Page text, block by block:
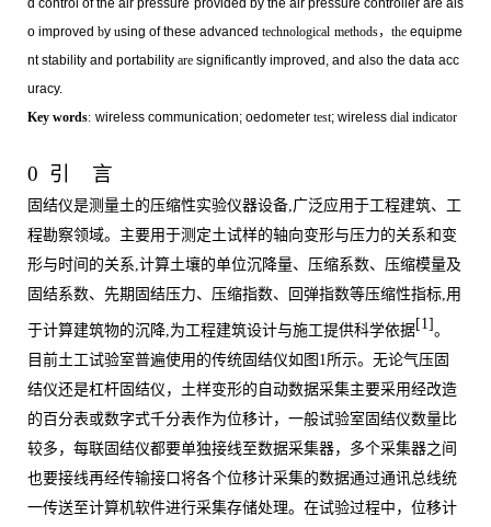
d control of the air pressure provided by the air pressure controller are als
o improved by using of these advanced technological methods， the equipme
nt stability and portability are significantly improved, and also the data acc
uracy.
Key words: wireless communication; oedometer test; wireless dial indicator
0 引 言
固结仪是测量土的压缩性实验仪器设备,广泛应用于工程建筑、工
程勘察领域。主要用于测定土试样的轴向变形与压力的关系和变
形与时间的关系,计算土壤的单位沉降量、压缩系数、压缩模量及
固结系数、先期固结压力、压缩指数、回弹指数等压缩性指标,用
于计算建筑物的沉降 为工程建筑设计与施工提供科学依据[1]。
目前土工试验室普遍使用的传统固结仪如图 1 所示。无论气压固
结仪还是杠杆固结仪，土样变形的自动数据采集主要采用经改造
的百分表或数字式千分表作为位移计，一般试验室固结仪数量比
较多，每联固结仪都要单独接线至数据采集器，多个采集器之间
也要接线再经传输接口将各个位移计采集的数据通过通讯总线统
一传送至计算机软件进行采集存储处理。在试验过程中，位移计